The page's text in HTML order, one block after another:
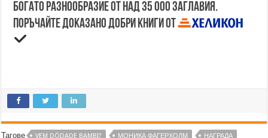
Богато разнообразие от над 35 000 заглавия.
Поръчайте доказано добри книги от
Тагове VEM DÖDADE BAMBI? МОНИКА ФАГЕРХОЛМ
НАГРАДА